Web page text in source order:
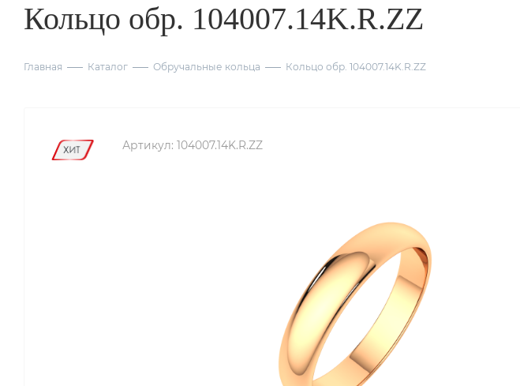
Кольцо обр. 104007.14K.R.ZZ
Главная Каталог Обручальные кольца Кольцо обр. 104007.14K.R.ZZ
Артикул: 104007.14K.R.ZZ